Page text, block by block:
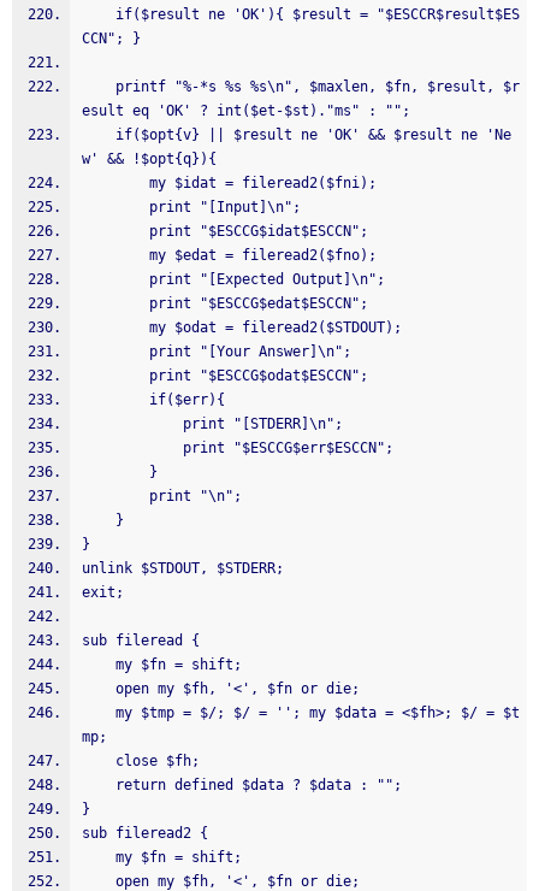
CCN"; }
esult eq 'OK' ? int($et-$st)."ms" : "";
w' && !$opt{q}){
        my $idat = fileread2($fni);
        print "[Input]\n";
        print "$ESCCG$idat$ESCCN";
        my $edat = fileread2($fno);
        print "[Expected Output]\n";
        print "$ESCCG$edat$ESCCN";
        my $odat = fileread2($STDOUT);
        print "[Your Answer]\n";
        print "$ESCCG$odat$ESCCN";
        if($err){
            print "[STDERR]\n";
            print "$ESCCG$err$ESCCN";
        }
        print "\n";
    }
}
unlink $STDOUT, $STDERR;
exit;
sub fileread {
    my $fn = shift;
    open my $fh, '<', $fn or die;
mp;
    close $fh;
    return defined $data ? $data : "";
}
sub fileread2 {
    my $fn = shift;
    open my $fh, '<', $fn or die;